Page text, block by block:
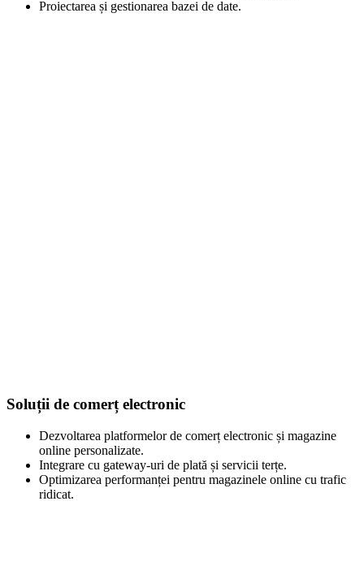
Proiectarea și gestionarea bazei de date.
Soluții de comerț electronic
Dezvoltarea platformelor de comerț electronic și magazine
online personalizate.
Integrare cu gateway-uri de plată și servicii terțe.
Optimizarea performanței pentru magazinele online cu trafic
ridicat.